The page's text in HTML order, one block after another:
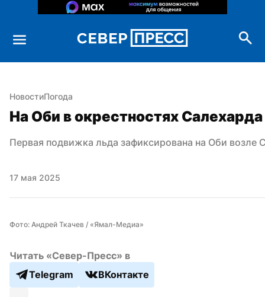
НовостиПогода
На Оби в окрестностях
Первая подвижка льда зафиксирована на Оби возле
17 мая 2025
Фото: Андрей Ткачев / «Ямал-Медиа»
Читать «Север-Пресс» в
Telegram
ВКонтакте